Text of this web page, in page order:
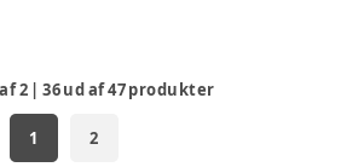
2 |36ud af47produkter
1 2